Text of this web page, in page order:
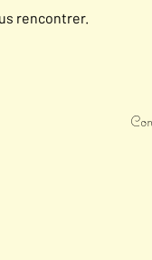
rencontrer.